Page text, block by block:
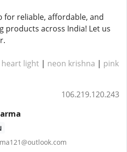
for reliable, affordable, and
products across India! Let us
heart light | neon krishna | pink
106.219.120.243